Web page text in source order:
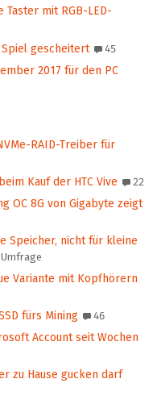
Taster mit RGB-LED-
gescheitert 45
2017 für den PC
RAID-Treiber für
Kauf der HTC Vive 22
OC 8G von Gigabyte zeigt
Speicher, nicht für kleine
Umfrage
Variante mit Kopfhörern
fürs Mining 46
Account seit Wochen
zu Hause gucken darf